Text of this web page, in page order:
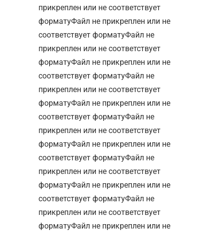
прикреплен или не соответствует
форматуФайл не прикреплен или не
соответствует форматуФайл не
прикреплен или не соответствует
форматуФайл не прикреплен или не
соответствует форматуФайл не
прикреплен или не соответствует
форматуФайл не прикреплен или не
соответствует форматуФайл не
прикреплен или не соответствует
форматуФайл не прикреплен или не
соответствует форматуФайл не
прикреплен или не соответствует
форматуФайл не прикреплен или не
соответствует форматуФайл не
прикреплен или не соответствует
форматуФайл не прикреплен или не